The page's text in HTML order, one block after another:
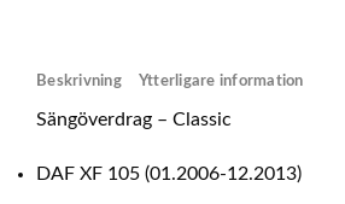
105
(prod.
Beskrivning Ytterligare information
Sängöverdrag – Classic
DAF XF 105 (01.2006-12.2013)